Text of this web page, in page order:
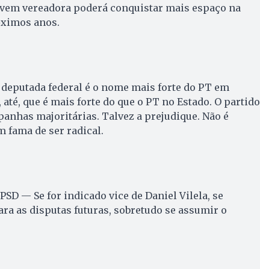
vereadora poderá conquistar mais espaço na
anos.
federal é o nome mais forte do PT em
que é mais forte do que o PT no Estado. O partido
majoritárias. Talvez a prejudique. Não é
fama de ser radical.
— Se for indicado vice de Daniel Vilela, se
as disputas futuras, sobretudo se assumir o